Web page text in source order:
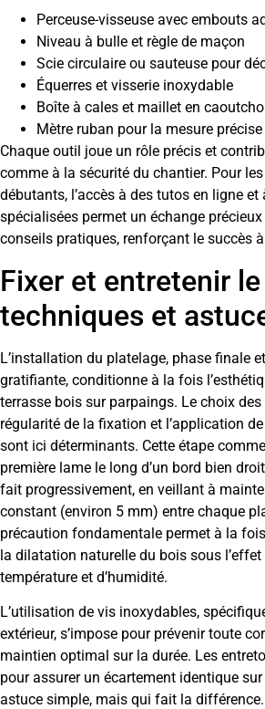
Perceuse-visseuse avec embouts
Niveau à bulle et règle de maçon
Scie circulaire ou sauteuse pour
Équerres et visserie inoxydable
Boîte à cales et maillet en
Mètre ruban pour la mesure
Chaque outil joue un rôle précis et
comme à la sécurité du chantier. Pour
débutants, l’accès à des tutos en ligne
spécialisées permet un échange précieux
conseils pratiques, renforçant le succès
Fixer et entretenir
techniques et
L’installation du platelage, phase finale
gratifiante, conditionne à la fois
terrasse bois sur parpaings. Le choix des
régularité de la fixation et l’application
sont ici déterminants. Cette étape
première lame le long d’un bord bien
fait progressivement, en veillant à
constant (environ 5 mm) entre chaque
précaution fondamentale permet à la
la dilatation naturelle du bois sous
température et d’humidité.
L’utilisation de vis inoxydables,
extérieur, s’impose pour prévenir toute
maintien optimal sur la durée. Les
pour assurer un écartement identique
astuce simple, mais qui fait la